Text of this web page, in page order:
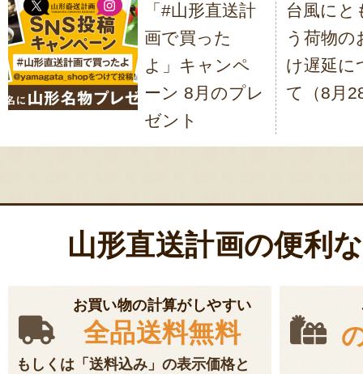
稿
ナ
ビ
ゲ
ョ
「#山形直送計
画で買った
よ」キャンペ
ーン 8月のプレ
ゼント
台風にと
う荷物の
け遅延に
て（8月
山形直送計画の便利
お買い物の計算がしやすい
全品送料無料
もしくは「送料込み」の表示価格と